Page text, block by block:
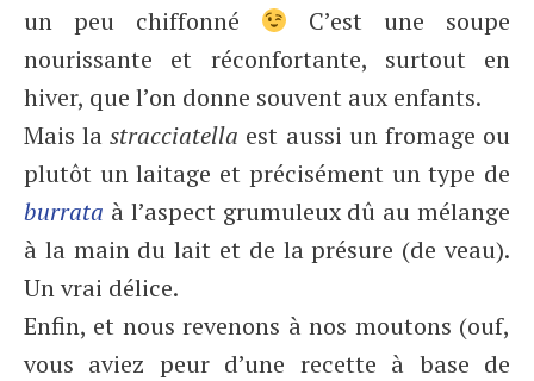
un peu chiffonné
C’est une soupe
nourissante et réconfortante, surtout en
hiver, que l’on donne souvent aux enfants.
Mais lastracciatella est aussi un fromage ou
plutôt un laitage et précisément un type de
burrata à l’aspect grumuleux dû au mélange
à la main du lait et de la présure (de veau).
Un vrai délice.
Enfin, et nous revenons à nos moutons (ouf,
vous aviez peur d’une recette à base de